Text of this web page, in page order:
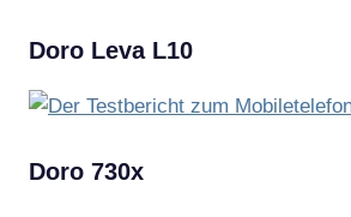
Doro Leva L10
Doro 730x